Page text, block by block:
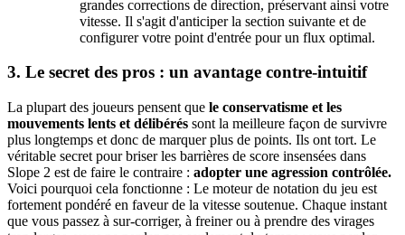
grandes corrections de direction, préservant ainsi votre
vitesse. Il s'agit d'anticiper la section suivante et de
configurer votre point d'entrée pour un flux optimal.
3. Le secret des pros : un avantage contre-intuitif
La plupart des joueurs pensent que le conservatisme et les
mouvements lents et délibérés sont la meilleure façon de survivre
plus longtemps et donc de marquer plus de points. Ils ont tort. Le
véritable secret pour briser les barrières de score insensées dans
Slope 2 est de faire le contraire : adopter une agression contrôlée.
Voici pourquoi cela fonctionne : Le moteur de notation du jeu est
fortement pondéré en faveur de la vitesse soutenue. Chaque instant
que vous passez à sur-corriger, à freiner ou à prendre des virages